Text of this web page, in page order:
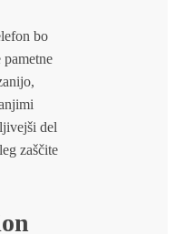
bo
del
zaščite